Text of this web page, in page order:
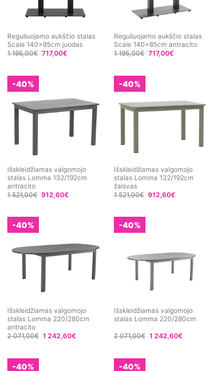
Reguliuojamo aukščio stalas
Scale 140x85cm juodas
1 195,00€ 717,00€
Reguliuojamo aukščio stalas
Scale 140x85cm antracito
1 195,00€ 717,00€
-40%
Išskleidžiamas valgomojo
stalas Lomma 132/192cm
antracito
1 521,00€ 912,60€
-40%
Išskleidžiamas valgomojo
stalas Lomma 132/192cm
žalsvas
1 521,00€ 912,60€
-40%
Išskleidžiamas valgomojo
stalas Lomma 220/280cm
antracito
2 071,00€ 1 242,60€
-40%
Išskleidžiamas valgomojo
stalas Lomma 220/280cm
2 071,00€ 1 242,60€
-40% -40%